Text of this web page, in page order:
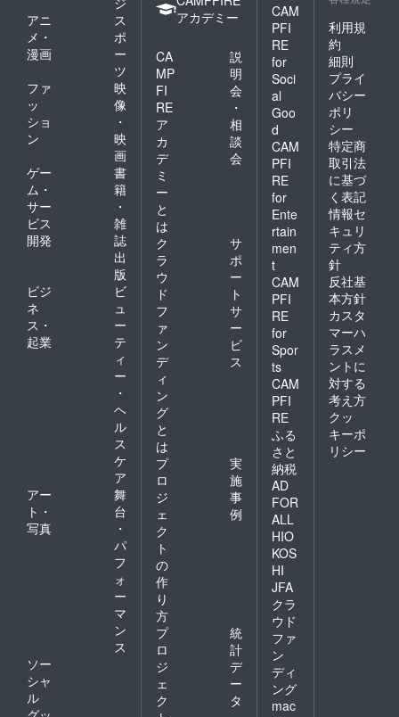
アニ
メ・
漫画
ス
ポ
ー
ツ
ファ
ッ
ショ
ン
映
像
・
映
画
ゲー
ム・
サー
ビス
開発
書
籍
・
雑
誌
出
版
ビジ
ネ
ス・
起業
ビ
ュ
ー
テ
ィ
ー
・
ヘ
ル
ス
ケ
ア
アー
ト・
写真
舞
台
・
パ
フ
ォ
ー
マ
ン
ス
ソー
シャ
ル
アカデミー
CA
MP
FI
RE
ア
カ
デ
ミ
ー
と
は
説
明
会
・
相
談
会
ク
ラ
ウ
ド
フ
ァ
ン
デ
ィ
ン
グ
と
は
サ
ポ
ー
ト
サ
ー
ビ
ス
プ
ロ
ジ
ェ
ク
ト
の
作
り
方
実
施
事
例
プ
ロ
ジ
ェ
ク
統
計
デ
ー
タ
CAM
PFI
RE
for
Soci
al
Goo
d
CAM
PFI
RE
for
Ente
rtain
men
t
CAM
PFI
RE
for
Spor
ts
CAM
PFI
RE
ふる
さと
納税
AD
FOR
ALL
HIO
KOS
HI
JFA
クラ
ウド
ファ
ン
ディ
ング
mac
利用規
約
細則
プライ
バシー
ポリ
シー
特定商
取引法
に基づ
く表記
情報セ
キュリ
ティ方
針
反社基
本方針
カスタ
マーハ
ラスメ
ントに
対する
考え方
クッ
キーポ
リシー